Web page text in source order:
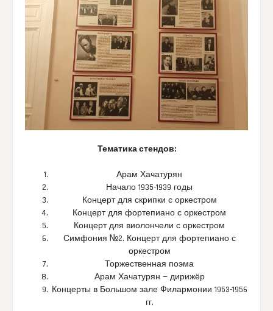
Тематика стендов:
Арам Хачатурян
Начало 1935-1939 годы
Концерт для скрипки с оркестром
Концерт для фортепиано с оркестром
Концерт для виолончели с оркестром
Симфония №2. Концерт для фортепиано с
оркестром
Торжественная поэма
Арам Хачатурян — дирижёр
Концерты в Большом зале Филармонии 1953-1956
гг.